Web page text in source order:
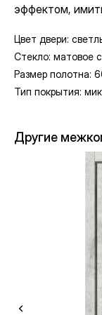
эффектом,
Цвет двери:
Стекло: матовое
Размер полотна:
Тип покрытия:
Другие